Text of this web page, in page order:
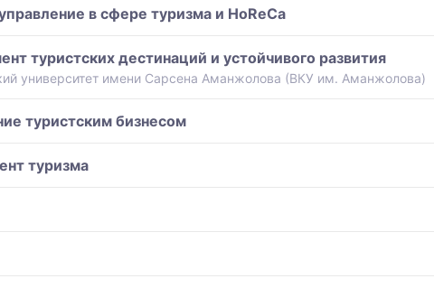
в сфере туризма и HoReCa
туристских дестинаций и устойчивого развития
университет имени Сарсена Аманжолова (ВКУ им. Аманжолова)
туристским бизнесом
туризма